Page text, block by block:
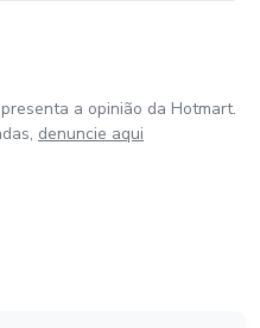
a opinião da Hotmart.
denuncie aqui